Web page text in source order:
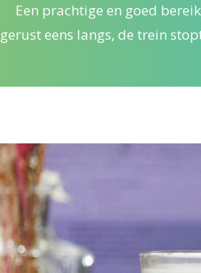
Een prachtige en goed
gerust eens langs, de trein